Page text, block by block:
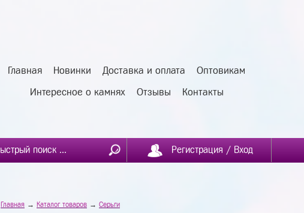
Главная Новинки Доставка и оплата Оптовикам
Интересное о камнях Отзывы Контакты
Регистрация / Вход
Главная → Каталог товаров → Серьги